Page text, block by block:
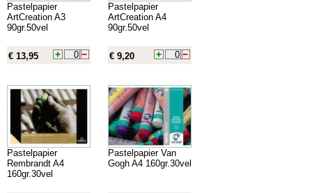
Pastelpapier
ArtCreation A3
90gr.50vel
€ 13,95
Pastelpapier
ArtCreation A4
90gr.50vel
€ 9,20
Pastelpapier
Rembrandt A4
160gr.30vel
Pastelpapier Van
Gogh A4 160gr.30vel